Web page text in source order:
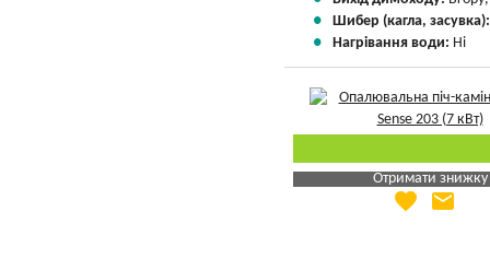
Шибер (кагла,
Нагрівання води: Ні
Отримати знижку
Яка Ваша ціна
favorite email